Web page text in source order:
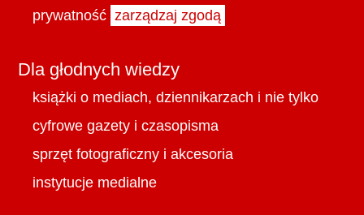
prywatność zarządzaj zgodą
Dla głodnych wiedzy
książki o mediach, dziennikarzach i nie tylko
cyfrowe gazety i czasopisma
sprzęt fotograficzny i akcesoria
instytucje medialne